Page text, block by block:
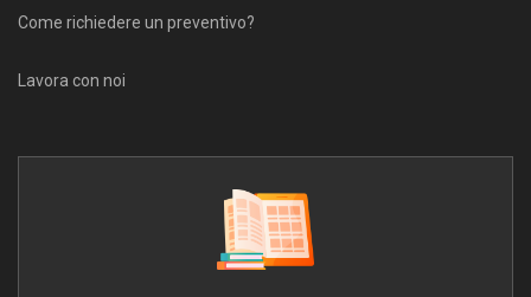
Come richiedere un preventivo?
Lavora con noi